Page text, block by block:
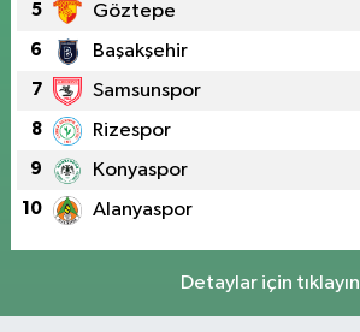
5 Göztepe
6 Başakşehir
7 Samsunspor
8 Rizespor
9 Konyaspor
10 Alanyaspor
Detaylar için tıklayın